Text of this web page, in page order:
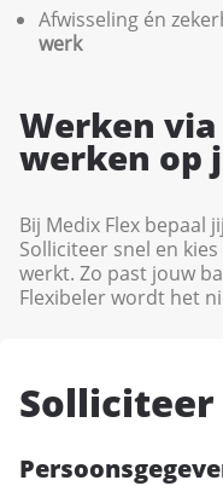
Afwisseling én
werk
Werken via
werken op
Bij Medix Flex bepaal
Solliciteer snel en
werkt. Zo past jouw
Flexibeler wordt het
Solliciteer